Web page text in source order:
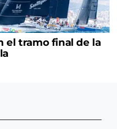
el tramo final de la